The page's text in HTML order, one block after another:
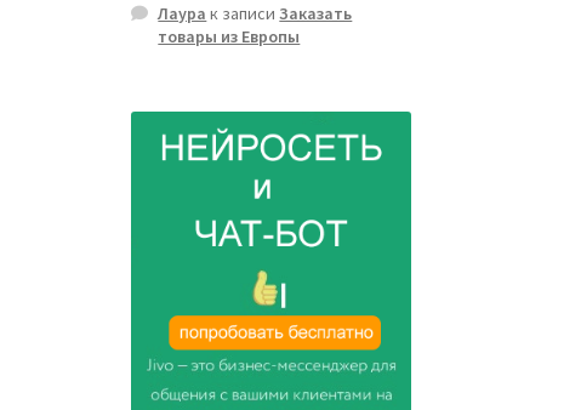
Лаура к записиЗаказать
товары из Европы